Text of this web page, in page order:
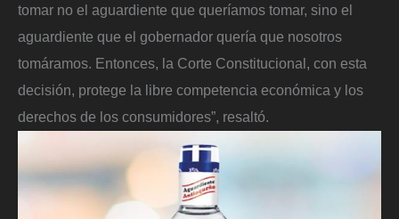
tomar no el aguardiente que queríamos tomar, sino el
aguardiente que el gobernador quería que nosotros
tomáramos. Entonces, la Corte Constitucional, con esta
decisión, protege la libre competencia económica y los
derechos de los consumidores”, resaltó.